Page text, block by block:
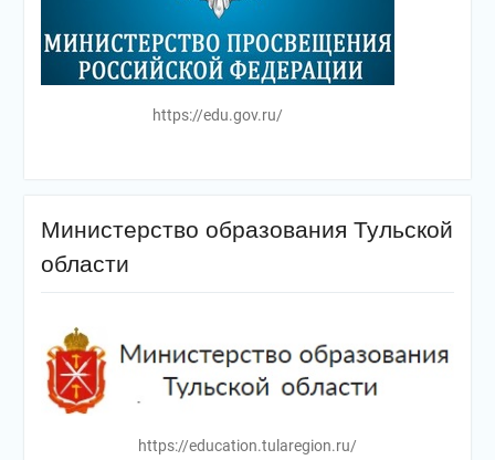
https://edu.gov.ru/
Министерство образования Тульской
области
https://education.tularegion.ru/